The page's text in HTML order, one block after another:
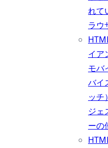
れて
ラウ
イア
モバ
バイ
ッチ
ジェ
ーの